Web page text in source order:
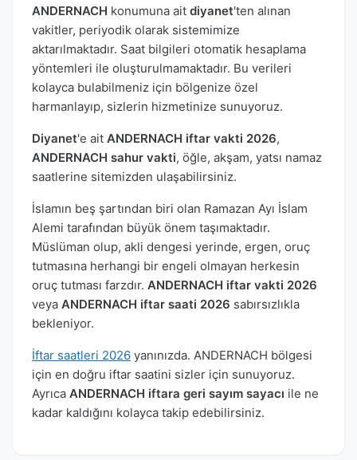
ANDERNACH konumuna ait diyanet'ten alınan
vakitler, periyodik olarak sistemimize
aktarılmaktadır. Saat bilgileri otomatik hesaplama
yöntemleri ile oluşturulmamaktadır. Bu verileri
kolayca bulabilmeniz için bölgenize özel
harmanlayıp, sizlerin hizmetinize sunuyoruz.
Diyanet'e ait ANDERNACH iftar vakti 2026,
ANDERNACH sahur vakti, öğle, akşam, yatsı namaz
saatlerine sitemizden ulaşabilirsiniz.
İslamın beş şartından biri olan Ramazan Ayı İslam
Alemi tarafından büyük önem taşımaktadır.
Müslüman olup, akli dengesi yerinde, ergen, oruç
tutmasına herhangi bir engeli olmayan herkesin
oruç tutması farzdır. ANDERNACH iftar vakti 2026
veya ANDERNACH iftar saati 2026 sabırsızlıkla
bekleniyor.
İftar saatleri 2026 yanınızda. ANDERNACH bölgesi
için en doğru iftar saatini sizler için sunuyoruz.
Ayrıca ANDERNACH iftara geri sayım sayacı ile ne
kadar kaldığını kolayca takip edebilirsiniz.